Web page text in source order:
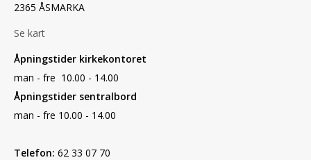
2365 ÅSMARKA
Se kart
Åpningstider kirkekontoret
man - fre 10.00 - 14.00
Åpningstider sentralbord
man - fre 10.00 - 14.00
Telefon: 62 33 07 70